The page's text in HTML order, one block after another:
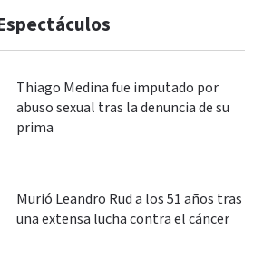
Thiago Medina fue imputado por
abuso sexual tras la denuncia de su
prima
Murió Leandro Rud a los 51 años tras
una extensa lucha contra el cáncer